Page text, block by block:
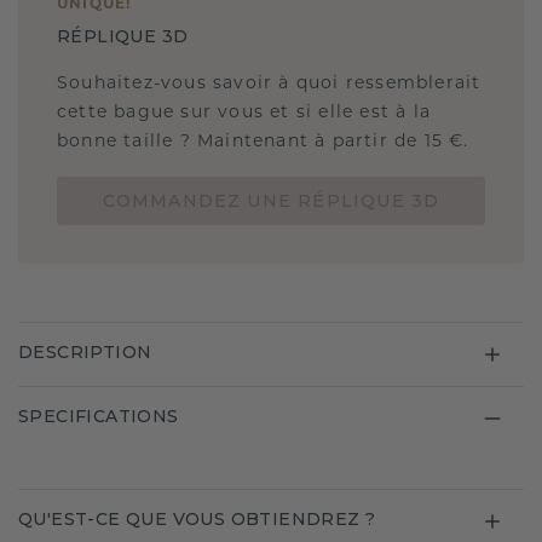
UNIQUE !
RÉPLIQUE 3D
Souhaitez-vous savoir à quoi ressemblerait
cette bague sur vous et si elle est à la
bonne taille ? Maintenant à partir de 15 €.
DESCRIPTION
SPECIFICATIONS
QU'EST-CE QUE VOUS OBTIENDREZ ?